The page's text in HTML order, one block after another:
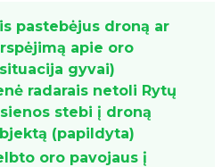
pastebėjus droną ar
apie oro
gyvai)
radarais netoli Rytų
stebi į droną
(papildyta)
oro pavojaus į